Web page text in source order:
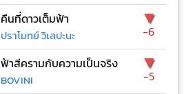
คืนที่ดาวเต็มฟ้า
ปราโมทย์ วิเลปะนะ
▼
-6
ฟ้าสีครามกับความเป็นจริง
BOVINI
▼
-5